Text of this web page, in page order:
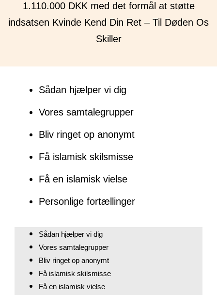
1.110.000 DKK med det formål at støtte
indsatsen Kvinde Kend Din Ret – Til Døden Os
Skiller
Sådan hjælper vi dig
Vores samtalegrupper
Bliv ringet op anonymt
Få islamisk skilsmisse
Få en islamisk vielse
Personlige fortællinger
Sådan hjælper vi dig
Vores samtalegrupper
Bliv ringet op anonymt
Få islamisk skilsmisse
Få en islamisk vielse